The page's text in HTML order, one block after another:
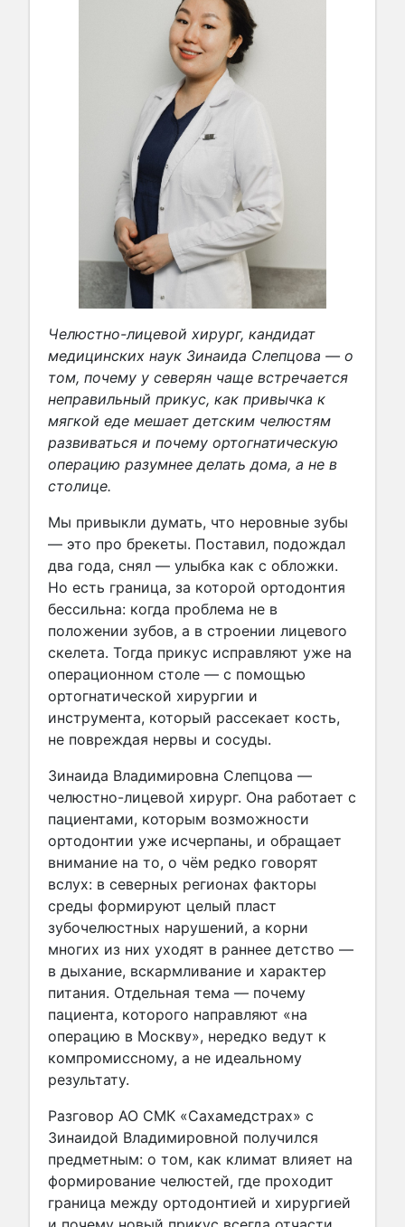
Челюстно-лицевой хирург, кандидат
медицинских наук Зинаида Слепцова — о
том, почему у северян чаще встречается
неправильный прикус, как привычка к
мягкой еде мешает детским челюстям
развиваться и почему ортогнатическую
операцию разумнее делать дома, а не в
столице.
Мы привыкли думать, что неровные зубы
— это про брекеты. Поставил, подождал
два года, снял — улыбка как с обложки.
Но есть граница, за которой ортодонтия
бессильна: когда проблема не в
положении зубов, а в строении лицевого
скелета. Тогда прикус исправляют уже на
операционном столе — с помощью
ортогнатической хирургии и
инструмента, который рассекает кость,
не повреждая нервы и сосуды.
Зинаида Владимировна Слепцова —
челюстно-лицевой хирург. Она работает с
пациентами, которым возможности
ортодонтии уже исчерпаны, и обращает
внимание на то, о чём редко говорят
вслух: в северных регионах факторы
среды формируют целый пласт
зубочелюстных нарушений, а корни
многих из них уходят в раннее детство —
в дыхание, вскармливание и характер
питания. Отдельная тема — почему
пациента, которого направляют «на
операцию в Москву», нередко ведут к
компромиссному, а не идеальному
результату.
Разговор АО СМК «Сахамедстрах» с
Зинаидой Владимировной получился
предметным: о том, как климат влияет на
формирование челюстей, где проходит
граница между ортодонтией и хирургией